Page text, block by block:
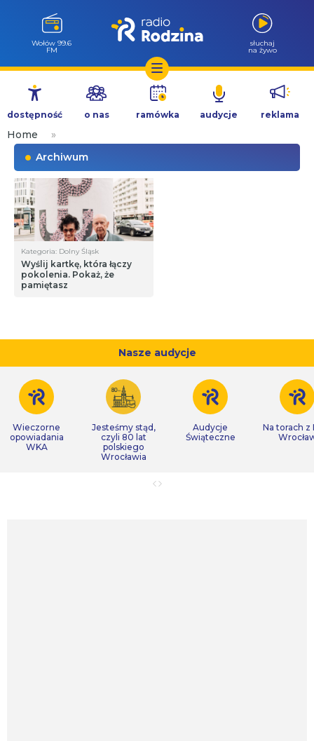
Przejdź
treści
Wołów 99.6
FM
słuchaj
na żywo
dostępność o nas ramówka audycje reklama
Home
»
Archiwum
Kategoria: Dolny Śląsk
Wyślij kartkę, która łączy
pokolenia. Pokaż, że
pamiętasz
Nasze audycje
Wieczorne
opowiadania
WKA
Jesteśmy stąd,
czyli 80 lat
polskiego
Wrocławia
Audycje
Świąteczne
Na torach z